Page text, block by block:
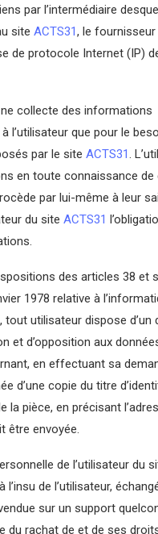
par l’intermédiaire
site ACTS31, le fournisseur
de protocole Internet (IP)
collecte des informations
l’utilisateur que pour le
par le site ACTS31.
en toute connaissance de
par lui-même à leur
du site ACTS31
des articles 38 et
1978 relative à
tout utilisateur dispose d’un
et d’opposition aux
en effectuant sa
d’une copie du titre
la pièce, en précisant
être envoyée.
de l’utilisateur du
l’insu de l’utilisateur,
sur un support
du rachat de et de ses